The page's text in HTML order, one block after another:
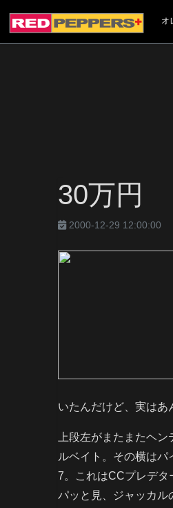
オ
30万円
2000-12-29 12:00:00
いたんだけど、実はあ
上段左がまたまたヘン
ルベイト。その横はパ
7。これはCCプレデタ
パッと見、ジャッカル